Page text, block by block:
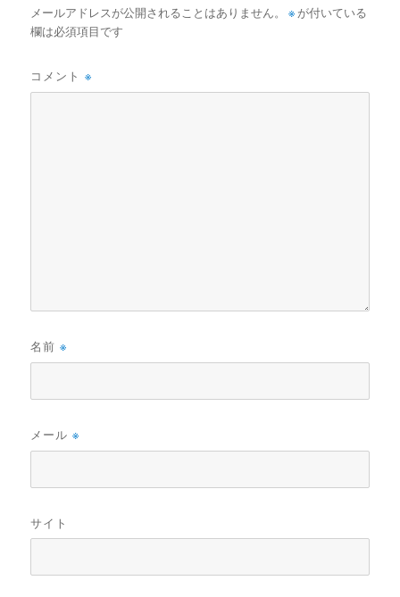
メールアドレスが公開されることはありません。 ※ が付いている
欄は必須項目です
コメント※
名前※
メール※
サイト